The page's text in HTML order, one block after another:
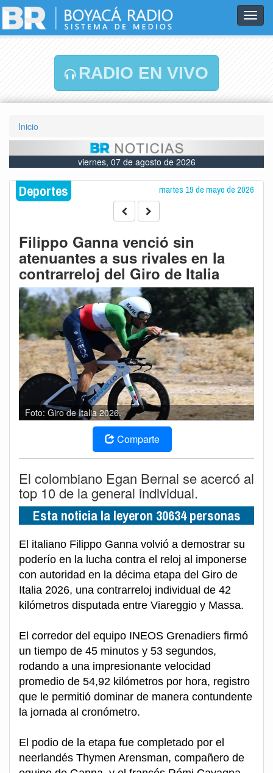
RADIO EN VIVO
Inicio
viernes, 07 de agosto de 2026
Deportes martes 19 de mayo de 2026
Filippo Ganna venció sin
atenuantes a sus rivales en la
contrarreloj del Giro de Italia
Foto: Giro de Italia 2026.
Comparte
El colombiano Egan Bernal se acercó al
top 10 de la general individual.
Esta noticia la leyeron 30634 personas
El italiano Filippo Ganna volvió a demostrar su
poderío en la lucha contra el reloj al imponerse
con autoridad en la décima etapa del Giro de
Italia 2026, una contrarreloj individual de 42
kilómetros disputada entre Viareggio y Massa.
El corredor del equipo INEOS Grenadiers firmó
un tiempo de 45 minutos y 53 segundos,
rodando a una impresionante velocidad
promedio de 54,92 kilómetros por hora, registro
que le permitió dominar de manera contundente
la jornada al cronómetro.
El podio de la etapa fue completado por el
neerlandés Thymen Arensman, compañero de